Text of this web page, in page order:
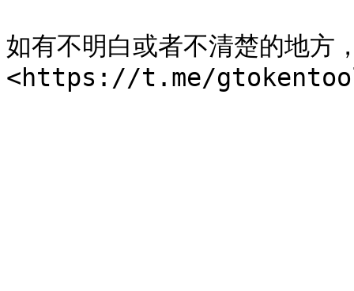
如有不明白或者不清楚的地方